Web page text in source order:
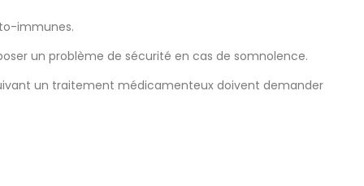
immunes.
un problème de sécurité en cas de somnolence.
un traitement médicamenteux doivent demander